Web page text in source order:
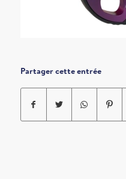
Partager cette entrée